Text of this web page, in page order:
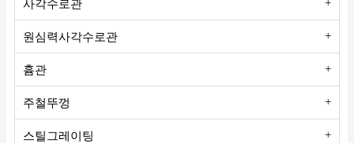
사각수로관
원심력사각수로관
흄관
주철뚜껑
스틸그레이팅